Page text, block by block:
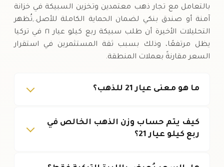
بالتعامل مع تجار ذهب معتمدين وتخزين السبيكة في خزانة
آمنة أو صندق بنكي لضمان الحماية الكاملة للأصل.,تُظهر
التحليلات الأخيرة أن طلب سبيكة ربع كيلو عيار ٢١ في تركيا
يظل مرتفعًا، وذلك بسبب ثقة المستثمرين في استقرار
السعر مقارنةً بعملات المنطقة.
ما هو معنى عيار 21 للذهب؟
كيف يتم حساب وزن الذهب الخالص في
ربع كيلو عيار 21؟